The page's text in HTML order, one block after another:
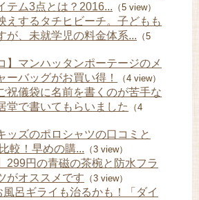
テム3点とは？2016... （5 view）
えするタチヒビーチ。子どもも
が、未就学児の料金体系... （5
】マンハッタンポーテージのメ
ーバッグがお買い得！
（4 view）
祝儀袋に名前を書くのが苦手な
堂で書いてもらいました
（4
ッズのポロシャツの口コミと
較！早めの購... （3 view）
299円の青磁の茶椀と防水フラ
がオススメです （3 view）
風呂ギライも治るかも！「ダイ